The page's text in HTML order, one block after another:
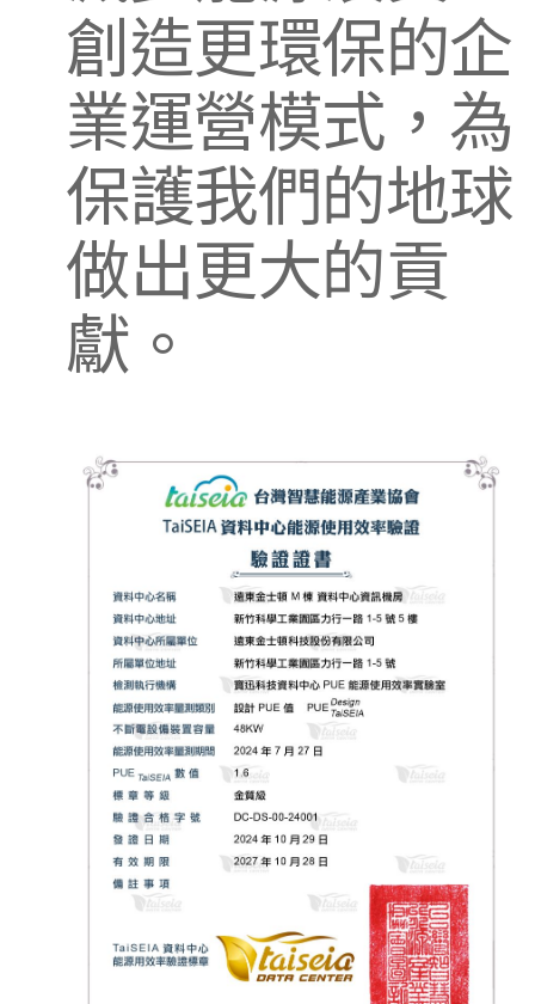
創造更環保的企
業運營模式，為
保護我們的地球
做出更大的貢
獻。